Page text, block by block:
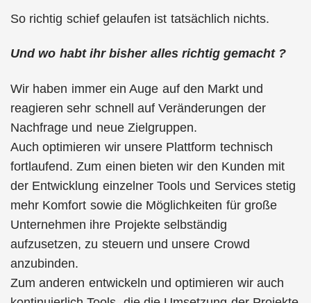
So richtig schief gelaufen ist tatsächlich nichts.
Und wo habt ihr bisher alles richtig gemacht ?
Wir haben immer ein Auge auf den Markt und
reagieren sehr schnell auf Veränderungen der
Nachfrage und neue Zielgruppen.
Auch optimieren wir unsere Plattform technisch
fortlaufend. Zum einen bieten wir den Kunden mit
der Entwicklung einzelner Tools und Services stetig
mehr Komfort sowie die Möglichkeiten für große
Unternehmen ihre Projekte selbständig
aufzusetzen, zu steuern und unsere Crowd
anzubinden.
Zum anderen entwickeln und optimieren wir auch